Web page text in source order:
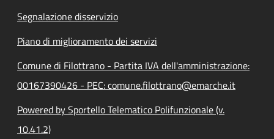
Segnalazione disservizio
Piano di miglioramento dei servizi
Comune di Filottrano - Partita IVA dell'amministrazione:
00167390426 - PEC: comune.filottrano@emarche.it
Powered by Sportello Telematico Polifunzionale (v.
10.41.2)